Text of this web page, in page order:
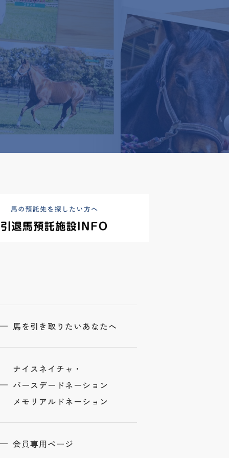
馬を引き取りたいあなたへ
ナイスネイチャ・
バースデードネーション
メモリアルドネーション
会員専用ページ